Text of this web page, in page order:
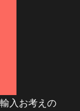
入お考えの